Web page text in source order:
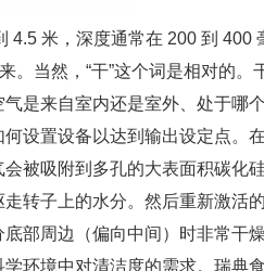
米，深度通常在 200 到 400
。当然，“干”这个词是相对的。
是来自室内还是室外、处于哪
设置设备以达到输出设定点。
被吸附到多孔的大表面积碳化硅
子上的水分。然后重新激活的
部周边（偏向中间）时非常干
环境中对清洁度的需求。瑞典